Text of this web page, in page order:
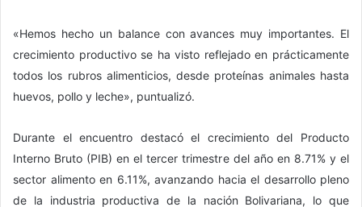
«Hemos hecho un balance con avances muy importantes. El
crecimiento productivo se ha visto reflejado en prácticamente
todos los rubros alimenticios, desde proteínas animales hasta
huevos, pollo y leche», puntualizó.
Durante el encuentro destacó el crecimiento del Producto
Interno Bruto (PIB) en el tercer trimestre del año en 8.71% y el
sector alimento en 6.11%, avanzando hacia el desarrollo pleno
de la industria productiva de la nación Bolivariana, lo que